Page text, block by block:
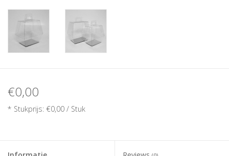
€0,00
* Stukprijs: €0,00 / Stuk